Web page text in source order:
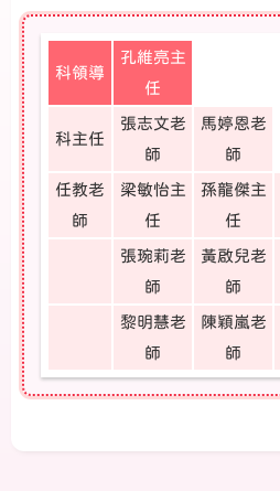
科領導
孔維亮主
任
科主任
張志文老
師
馬婷恩老
師
任教老
師
梁敏怡主
任
孫龍傑主
任
張琬莉老
師
黃啟兒老
師
黎明慧老
師
陳穎嵐老
師